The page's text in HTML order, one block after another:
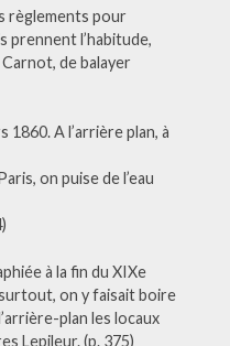
règlements pour
prennent l’habitude,
de balayer
1860. A l’arrière plan, à
on puise de l’eau
à la fin du XIXe
surtout, on y faisait boire
plan les locaux
Lepileur. (p. 375)